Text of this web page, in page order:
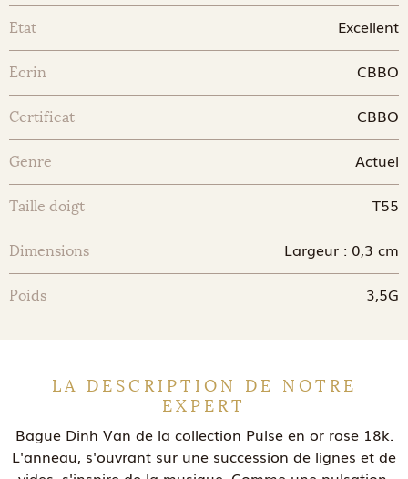
Etat Excellent
Ecrin CBBO
Certificat CBBO
Genre Actuel
Taille doigt T55
Dimensions Largeur : 0,3 cm
Poids 3,5G
LA DESCRIPTION DE NOTRE
EXPERT
Bague Dinh Van de la collection Pulse en or rose 18k.
L'anneau, s'ouvrant sur une succession de lignes et de